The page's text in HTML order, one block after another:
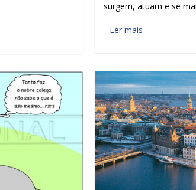
surgem, atuam e se
Ler mais